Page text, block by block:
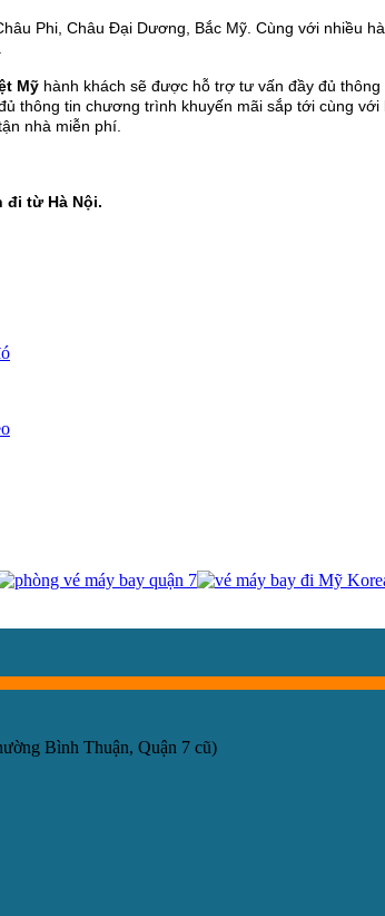
Phi, Châu Đại Dương, Bắc Mỹ. Cùng với nhiều
Mỹ hành khách sẽ được hỗ trợ tư vấn đầy đủ
thông tin chương trình khuyến mãi sắp tới cùng
nhà miễn phí.
đi từ Hà Nội.
Bình Thuận, Quận 7 cũ)